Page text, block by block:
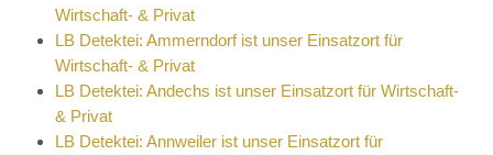
Wirtschaft- & Privat
LB Detektei: Ammerndorf ist unser Einsatzort für
Wirtschaft- & Privat
LB Detektei: Andechs ist unser Einsatzort für Wirtschaft-
& Privat
LB Detektei: Annweiler ist unser Einsatzort für